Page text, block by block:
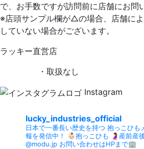
で、お手数ですが訪問前に店舗にお問
※店頭サンプル欄が△の場合、店舗に
していない場合がございます。
ラッキー直営店
・取扱なし
Instagram
lucky_industries_official
日本で一番長い歴史を持つ 抱っこひも
報を発信中！
👶🏻抱っこひも 🤰産前産
@modu.jp お問い合わせはHPまで🏢